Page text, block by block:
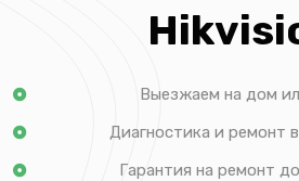
Выезжаем на дом
Диагностика и ремонт
Гарантия на ремонт